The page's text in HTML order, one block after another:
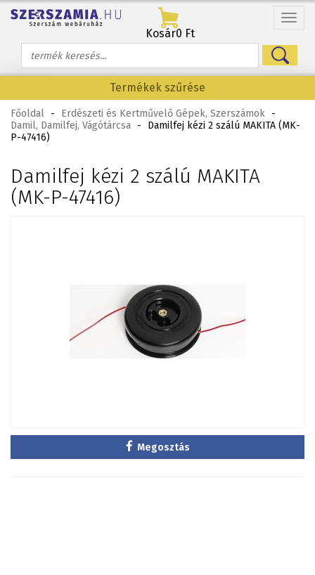
Menü
Kosár0 Ft
Termékek szűrése
Főoldal - Erdészeti és Kertművelő Gépek, Szerszámok -
Damil, Damilfej, Vágótárcsa -
Damilfej kézi 2 szálú MAKITA (MK-
P-47416)
Damilfej kézi 2 szálú MAKITA
(MK-P-47416)
Megosztás